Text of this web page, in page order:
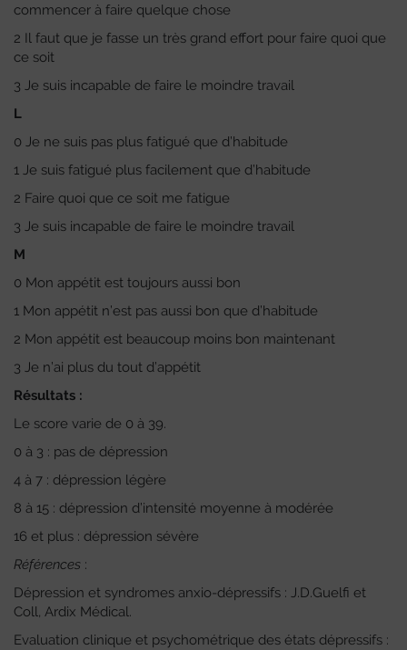
commencer à faire quelque chose
2 Il faut que je fasse un très grand effort pour faire quoi que
ce soit
3 Je suis incapable de faire le moindre travail
L
0 Je ne suis pas plus fatigué que d’habitude
1 Je suis fatigué plus facilement que d’habitude
2 Faire quoi que ce soit me fatigue
3 Je suis incapable de faire le moindre travail
M
0 Mon appétit est toujours aussi bon
1 Mon appétit n’est pas aussi bon que d’habitude
2 Mon appétit est beaucoup moins bon maintenant
3 Je n’ai plus du tout d’appétit
Résultats :
Le score varie de 0 à 39.
0 à 3 : pas de dépression
4 à 7 : dépression légère
8 à 15 : dépression d’intensité moyenne à modérée
16 et plus : dépression sévère
Références :
Dépression et syndromes anxio-dépressifs : J.D.Guelfi et
Coll, Ardix Médical.
Evaluation clinique et psychométrique des états dépressifs :